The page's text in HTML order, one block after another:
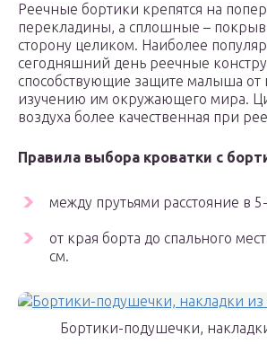
Реечные бортики крепятся на
перекладины, а сплошные –
сторону целиком. Наиболее
сегодняшний день реечные
способствующие защите малыша от
изучению им окружающего мира.
воздуха более качественная при
Правила выбора кроватки с
между прутьями расстояние в
от края борта до спального
см.
Бортики-подушечки,